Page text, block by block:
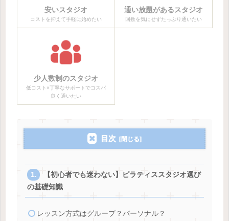
安いスタジオ
コストを抑えて手軽に始めたい
通い放題があるスタジオ
回数を気にせずたっぷり通いたい
少人数制のスタジオ
低コスト×丁寧なサポートでコスパ
良く通いたい
目次
【初心者でも迷わない】ピラティススタジオ選び
の基礎知識
レッスン方式はグループ？パーソナル？